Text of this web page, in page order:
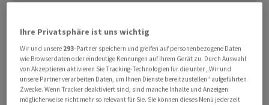
Der Ölmarkt steuert auf die erste Woche mit
Preisrückgängen zu, nachdem die Notierungen zuvor
Ihre Privatsphäre ist uns wichtig
Wir und unsere 293-Partner speichern und greifen auf personenbezogene Daten
wie Browserdaten oder eindeutige Kennungen auf Ihrem Gerät zu. Durch Auswahl
von Akzeptieren aktivieren Sie Tracking-Technologien für die unter „Wir und
unsere Partner verarbeiten Daten, um Ihnen Dienste bereitzustellen“ aufgeführten
Zwecke. Wenn Tracker deaktiviert sind, sind manche Inhalte und Anzeigen
möglicherweise nicht mehr so relevant für Sie. Sie können dieses Menü jederzeit